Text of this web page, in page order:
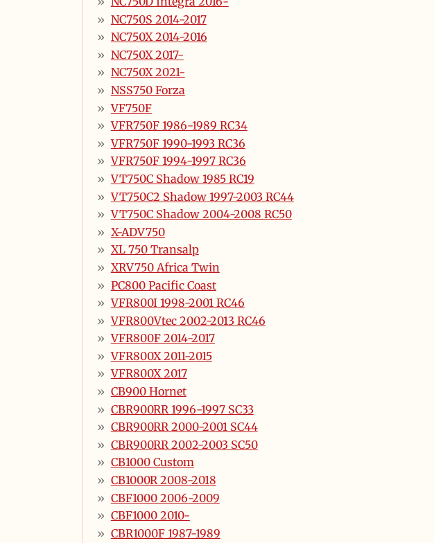
NC750S 2014-2017
NC750X 2014-2016
NC750X 2017-
NC750X 2021-
NSS750 Forza
VF750F
VFR750F 1986-1989 RC34
VFR750F 1990-1993 RC36
VFR750F 1994-1997 RC36
VT750C Shadow 1985 RC19
VT750C2 Shadow 1997-2003 RC44
VT750C Shadow 2004-2008 RC50
X-ADV750
XL 750 Transalp
XRV750 Africa Twin
PC800 Pacific Coast
VFR800I 1998-2001 RC46
VFR800Vtec 2002-2013 RC46
VFR800F 2014-2017
VFR800X 2011-2015
VFR800X 2017
CB900 Hornet
CBR900RR 1996-1997 SC33
CBR900RR 2000-2001 SC44
CBR900RR 2002-2003 SC50
CB1000 Custom
CB1000R 2008-2018
CBF1000 2006-2009
CBF1000 2010-
CBR1000F 1987-1989